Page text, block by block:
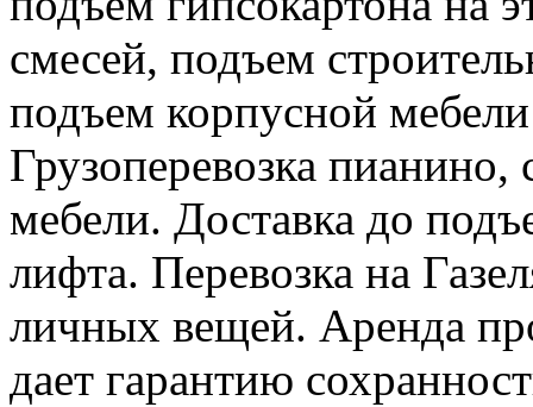
смесей, подъем
подъем корпусной
Грузоперевозка
мебели. Доставка до
лифта. Перевозка на
личных вещей. Аренда
дает гарантию